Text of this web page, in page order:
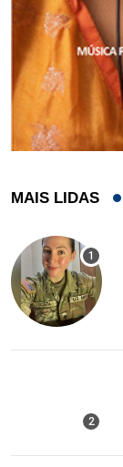
MAIS LIDAS